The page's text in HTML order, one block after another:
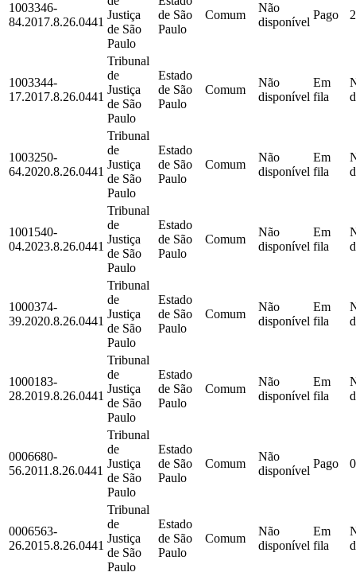
1003346-
84.2017.8.26.0441
Justiça
de São
Paulo
de São
Paulo
Comum
Não
disponível
Pago
1003344-
17.2017.8.26.0441
Tribunal
de
Justiça
de São
Paulo
Estado
de São
Paulo
Comum
Não
disponível
Em
fila
1003250-
64.2020.8.26.0441
Tribunal
de
Justiça
de São
Paulo
Estado
de São
Paulo
Comum
Não
disponível
Em
fila
1001540-
04.2023.8.26.0441
Tribunal
de
Justiça
de São
Paulo
Estado
de São
Paulo
Comum
Não
disponível
Em
fila
1000374-
39.2020.8.26.0441
Tribunal
de
Justiça
de São
Paulo
Estado
de São
Paulo
Comum
Não
disponível
Em
fila
1000183-
28.2019.8.26.0441
Tribunal
de
Justiça
de São
Paulo
Estado
de São
Paulo
Comum
Não
disponível
Em
fila
0006680-
56.2011.8.26.0441
Tribunal
de
Justiça
de São
Paulo
Estado
de São
Paulo
Comum
Não
disponível
Pago
0006563-
26.2015.8.26.0441
Tribunal
de
Justiça
de São
Paulo
Estado
de São
Paulo
Comum
Não
disponível
Em
fila